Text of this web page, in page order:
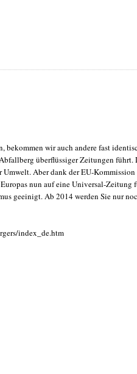
bekommen wir auch andere fast
überflüssiger Zeitungen führt.
Umwelt. Aber dank der EU-Kommission
nun auf eine Universal-Zeitung
geeinigt. Ab 2014 werden Sie nur
index_de.htm